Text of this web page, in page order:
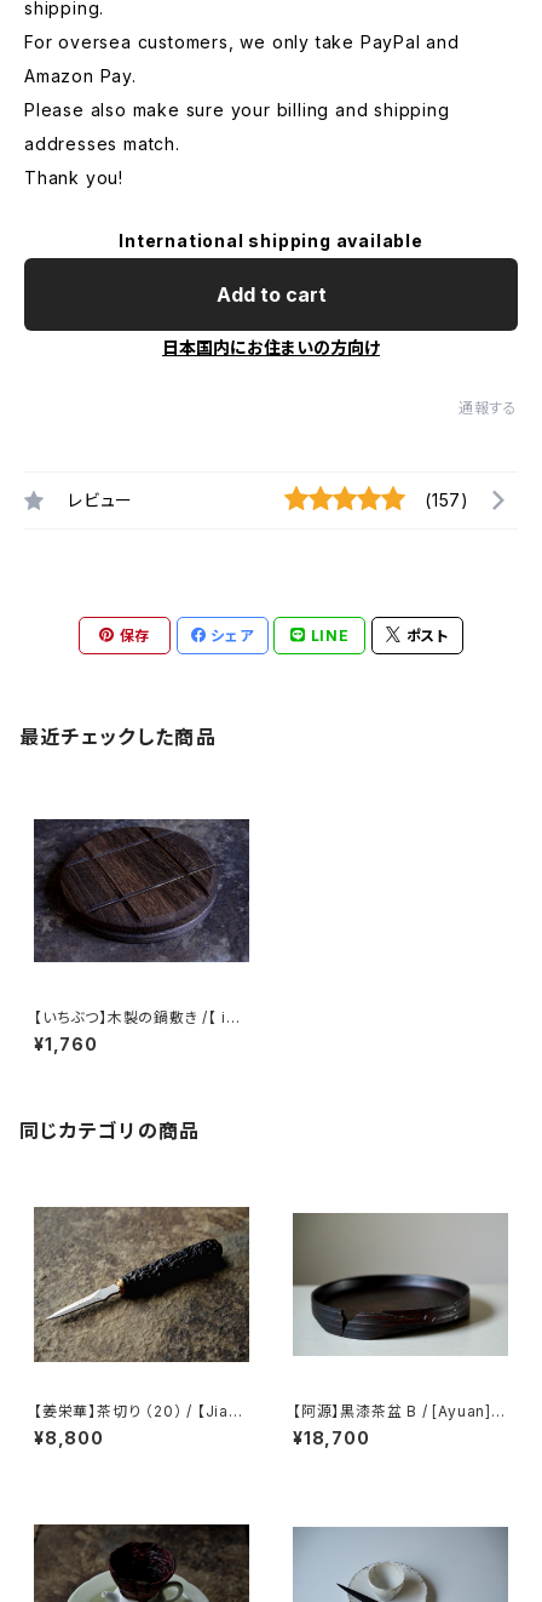
shipping.
For oversea customers, we only take PayPal and
Amazon Pay.
Please also make sure your billing and shipping
addresses match.
Thank you!
International shipping available
Add to cart
日本国内にお住まいの方向け
通報する
レビュー (157)
保存 シェア LINE ポスト
最近チェックした商品
【いちぶつ】木製の鍋敷き /【 ichi
butu 】Wooden Trivet
¥1,760
同じカテゴリの商品
【姜栄華】茶切り （20） / 【Jiang
Ronghua】Tea knife（20）
¥8,800
【阿源】黒漆茶盆 B / [Ayuan] B
lack Lacquer Tea Tray B
¥18,700